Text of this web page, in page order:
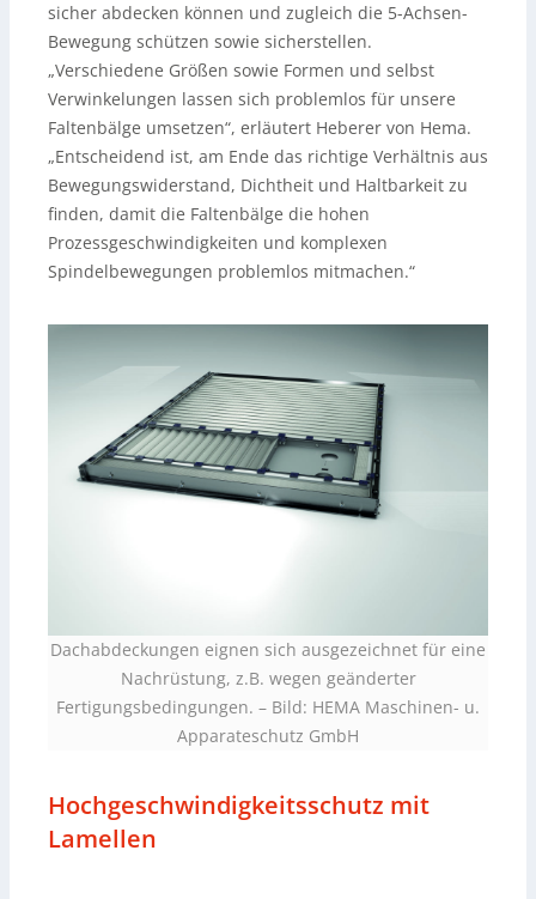
sicher abdecken können und zugleich die 5-Achsen-
Bewegung schützen sowie sicherstellen.
„Verschiedene Größen sowie Formen und selbst
Verwinkelungen lassen sich problemlos für unsere
Faltenbälge umsetzen“, erläutert Heberer von Hema.
„Entscheidend ist, am Ende das richtige Verhältnis aus
Bewegungswiderstand, Dichtheit und Haltbarkeit zu
finden, damit die Faltenbälge die hohen
Prozessgeschwindigkeiten und komplexen
Spindelbewegungen problemlos mitmachen.“
Dachabdeckungen eignen sich ausgezeichnet für eine
Nachrüstung, z.B. wegen geänderter
Fertigungsbedingungen. – Bild: HEMA Maschinen- u.
Apparateschutz GmbH
Hochgeschwindigkeitsschutz mit
Lamellen